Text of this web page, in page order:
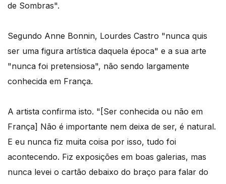
de Sombras".
Segundo Anne Bonnin, Lourdes Castro "nunca quis
ser uma figura artística daquela época" e a sua arte
"nunca foi pretensiosa", não sendo largamente
conhecida em França.
A artista confirma isto. "[Ser conhecida ou não em
França] Não é importante nem deixa de ser, é natural.
E eu nunca fiz muita coisa por isso, tudo foi
acontecendo. Fiz exposições em boas galerias, mas
nunca levei o cartão debaixo do braço para falar do